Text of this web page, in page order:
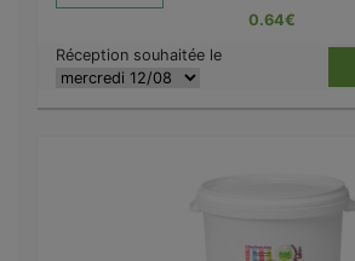
0.64€
Réception souhaitée le